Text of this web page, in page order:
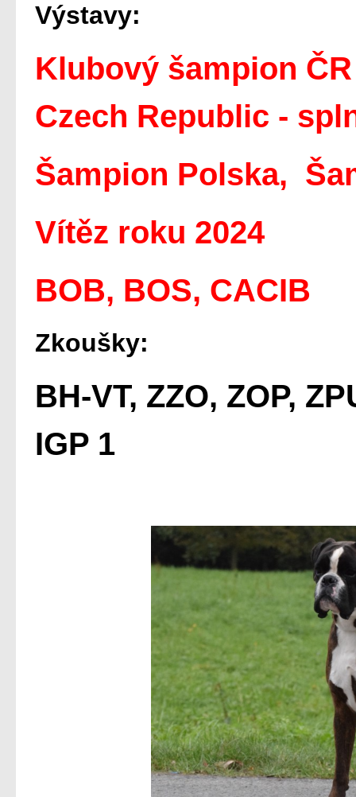
Výstavy:
Klubový šampion
Czech Republic -
Šampion Polska,
Vítěz roku 2024
BOB, BOS, CACIB
Zkoušky:
BH-VT, ZZO, ZOP,
IGP 1